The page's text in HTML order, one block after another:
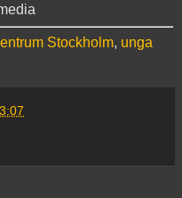
Stockholm, unga